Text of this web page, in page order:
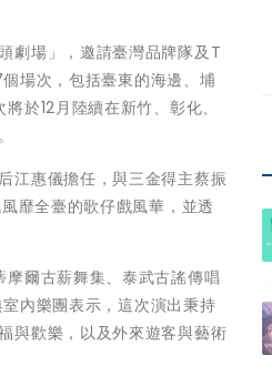
劇場」，邀請臺灣品牌隊及T
場次，包括臺東的海邊、埔
於12月陸續在新竹、彰化、
江惠儀擔任，與三金得主蔡振
靡全臺的歌仔戲風華，並透
爾古薪舞集、泰武古謠傳唱
內樂團表示，這次演出秉持
與歡樂，以及外來遊客與藝術